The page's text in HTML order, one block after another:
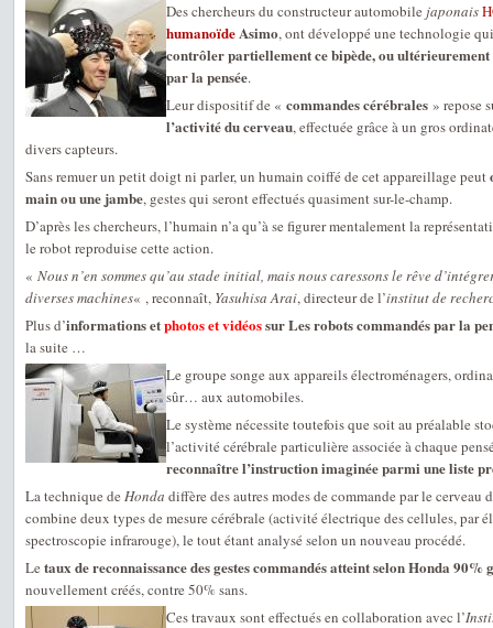
Des chercheurs du constructeur automobile japonais
humanoïdeAsimo, ont développé une technologie
contrôler partiellement ce bipède, ou ultérieurement
par la pensée.
Leur dispositif de « commandes cérébrales » repose
l’activité du cerveau, effectuée grâce à un gros
divers capteurs.
Sans remuer un petit doigt ni parler, un humain coiffé de cet appareillage peut
main ou une jambe, gestes qui seront effectués quasiment sur-le-champ.
D’après les chercheurs, l’humain n’a qu’à se figurer mentalement la
le robot reproduise cette action.
« Nous n’en sommes qu’au stade initial, mais nous caressons le rêve
diverses machines« , reconnaît, Yasuhisa Arai, directeur de l’institut de
Plus d’informations etphotos et vidéossur Les robots commandés par la
la suite …
Le groupe songe aux appareils électroménagers,
sûr… aux automobiles.
Le système nécessite toutefois que soit au préalable
l’activité cérébrale particulière associée à chaque
reconnaître l’instruction imaginée parmi une liste
La technique de Honda diffère des autres modes de commande par le cerveau
combine deux types de mesure cérébrale (activité électrique des cellules, par
spectroscopie infrarouge), le tout étant analysé selon un nouveau procédé.
Le taux de reconnaissance des gestes commandés atteint selon Honda
nouvellement créés, contre 50% sans.
Ces travaux sont effectués en collaboration avec l’